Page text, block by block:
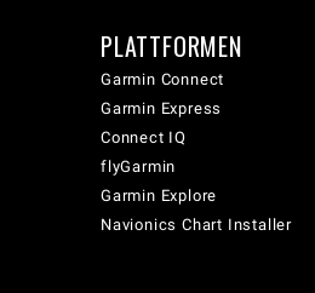
PLATTFORMEN
Garmin Connect
Garmin Express
Connect IQ
flyGarmin
Garmin Explore
Navionics Chart Installer